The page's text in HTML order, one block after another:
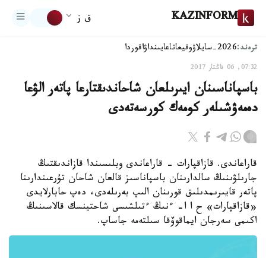
KAZINFORM ق ز
ترەند:2026-سايلاۋ وقيعاتاعايىنداۋاقوردا
07:32, 06 قاڭتار 2017
باسپاناسىنان ايىرىلعان شاحاندىقتارعا پاتەر الۋعا
دەمەۋشىلەر كومەك كورسەتەدى
قاراعاندى. قازاقپارات - قاراعاندى وبلىسىندا قازاندىقتىڭ
جارىلۋىنىڭ سالدارىنان باسپاناسىز قالعان شاحان تۇرعىندارىنا
پاتەر قايىرىمدىلىق قورىنان الىپ بەرىلەدى، دەپ حابارلايدى
«قازاقپارات» ح ا ا- ءنىڭ ءتىلشىسى شاحتينسك قالاسىنىڭ
اكىمى سەرجان ايماقوۆقا سىلتەمە جاساپ.